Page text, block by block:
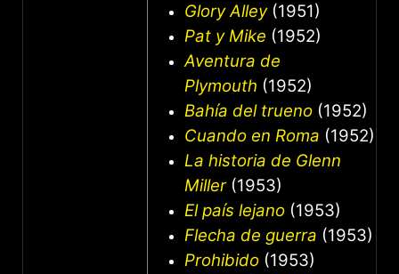
Glory Alley(1951)
Pat y Mike (1952)
Aventura de
Plymouth (1952)
Bahía del trueno (1952)
Cuando en Roma (1952)
La historia de Glenn
Miller(1953)
El país lejano (1953)
Flecha de guerra (1953)
Prohibido (1953)